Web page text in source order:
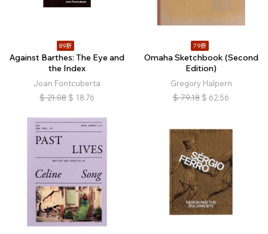
89折
Against Barthes: The Eye and
the Index
Joan Fontcuberta
$ 21.08 $ 18.76
79折
Omaha Sketchbook (Second
Edition)
Gregory Halpern
$ 79.18 $ 62.56